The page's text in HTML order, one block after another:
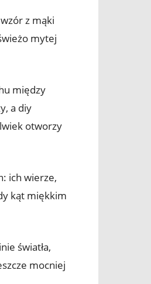
z mąki
mytej
między
a diy
otworzy
ich wierze,
kąt miękkim
światła,
mocniej